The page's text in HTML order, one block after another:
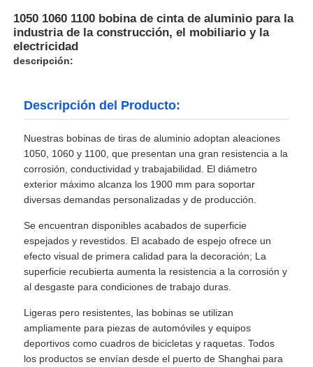
1050 1060 1100 bobina de cinta de aluminio para la
industria de la construcción, el mobiliario y la
electricidad
descripción:
Descripción del Producto:
Nuestras bobinas de tiras de aluminio adoptan aleaciones
1050, 1060 y 1100, que presentan una gran resistencia a la
corrosión, conductividad y trabajabilidad. El diámetro
exterior máximo alcanza los 1900 mm para soportar
diversas demandas personalizadas y de producción.
Se encuentran disponibles acabados de superficie
espejados y revestidos. El acabado de espejo ofrece un
efecto visual de primera calidad para la decoración; La
superficie recubierta aumenta la resistencia a la corrosión y
al desgaste para condiciones de trabajo duras.
Ligeras pero resistentes, las bobinas se utilizan
ampliamente para piezas de automóviles y equipos
deportivos como cuadros de bicicletas y raquetas. Todos
los productos se envían desde el puerto de Shanghai para